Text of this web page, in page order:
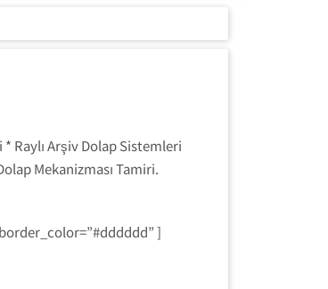
Raylı Arşiv Dolap Sistemleri
Mekanizması Tamiri.
]